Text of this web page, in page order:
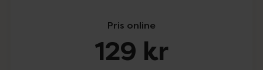
Pris online
129 kr